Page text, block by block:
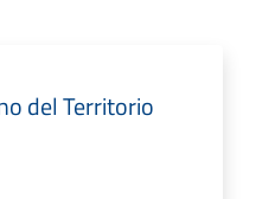
del Territorio